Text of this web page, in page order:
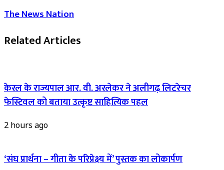
The News Nation
Related Articles
केरल के राज्यपाल आर. वी. अरलेकर ने अलीगढ़ लिटरेचर
फेस्टिवल को बताया उत्कृष्ट साहित्यिक पहल
2 hours ago
‘संघ प्रार्थना – गीता के परिप्रेक्ष्य में’ पुस्तक का लोकार्पण